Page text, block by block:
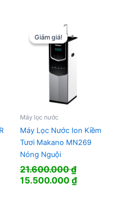
₫.
5.250.000 ₫.
Giảm giá!
Giảm giá!
Máy lọc nước
Máy Lọc Nước Ion Kiềm
Tươi Makano MN269
Nóng Nguội
21.600.000₫
Giá
15.500.000₫Giá